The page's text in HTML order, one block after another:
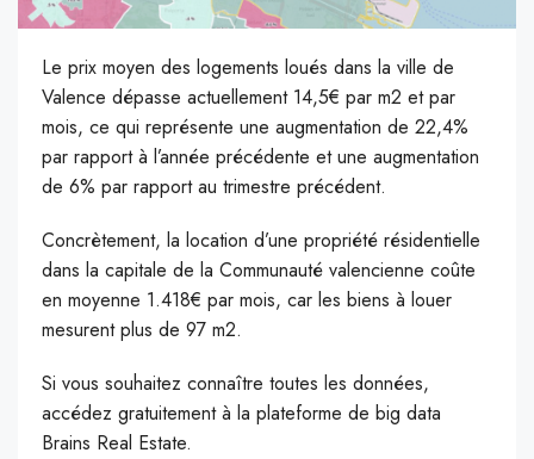
Le prix moyen des logements loués dans la ville de
Valence dépasse actuellement 14,5€ par m2 et par
mois, ce qui représente une augmentation de 22,4%
par rapport à l’année précédente et une augmentation
de 6% par rapport au trimestre précédent.
Concrètement, la location d’une propriété résidentielle
dans la capitale de la Communauté valencienne coûte
en moyenne 1.418€ par mois, car les biens à louer
mesurent plus de 97 m2.
Si vous souhaitez connaître toutes les données,
accédez gratuitement à la plateforme de big data
Brains Real Estate.